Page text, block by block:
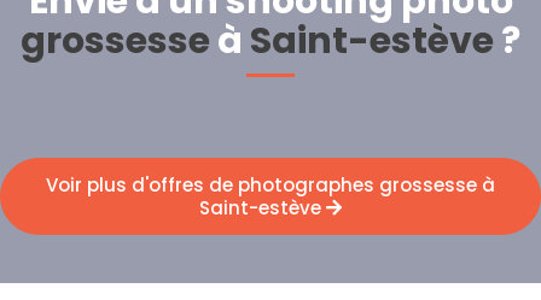
grossesseà Saint-estève?
Voir plus d'offres de photographes grossesse à
Saint-estève